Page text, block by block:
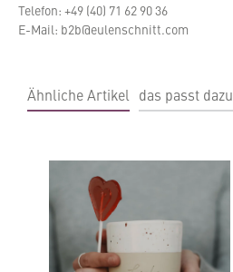
Telefon: +49 (40) 71 62 90 36
E-Mail: b2b@eulenschnitt.com
Ähnliche Artikel das passt dazu